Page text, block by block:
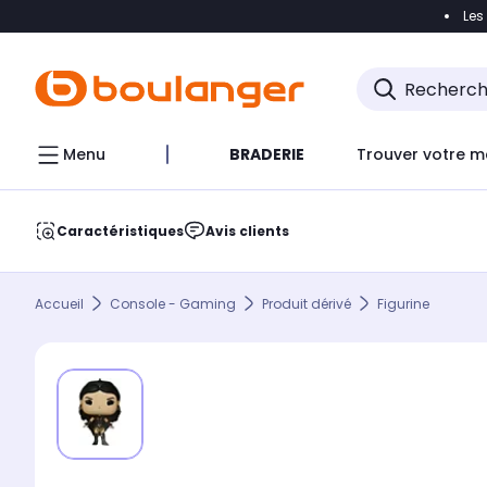
Accéder
Menu BRADERIE Trouver votre
Caractéristiques Avis clients
Accueil Console - Gaming Produit dérivé Figurine